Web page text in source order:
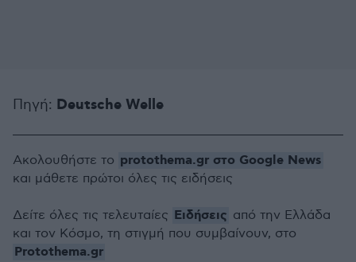
Πηγή: Deutsche Welle
Ακολουθήστε το protothema.gr στο Google News
και μάθετε πρώτοι όλες τις ειδήσεις
Δείτε όλες τις τελευταίες Ειδήσεις από την Ελλάδα
και τον Κόσμο, τη στιγμή που συμβαίνουν, στο
Protothema.gr